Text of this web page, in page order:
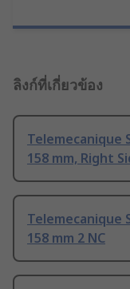
ลิงก์ที่เกี่ยวข้อง
Telemecanique
158 mm, Right
Telemecanique
158 mm 2 NC